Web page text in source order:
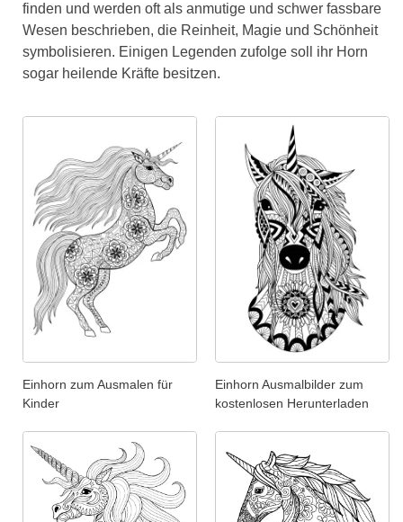
finden und werden oft als anmutige und schwer fassbare
Wesen beschrieben, die Reinheit, Magie und Schönheit
symbolisieren. Einigen Legenden zufolge soll ihr Horn
sogar heilende Kräfte besitzen.
Einhorn zum Ausmalen für
Kinder
Einhorn Ausmalbilder zum
kostenlosen Herunterladen